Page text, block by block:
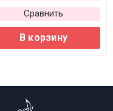
Сравнить
В корзину